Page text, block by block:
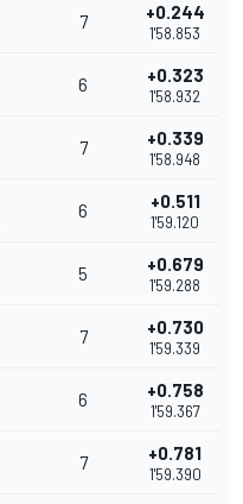
7 +0.244
1'58.853
6 +0.323
1'58.932
7 +0.339
1'58.948
6 +0.511
1'59.120
5 +0.679
1'59.288
7 +0.730
1'59.339
6 +0.758
1'59.367
7 +0.781
1'59.390